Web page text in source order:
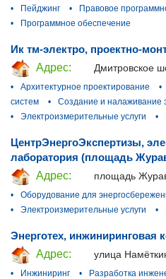
•
Пейджинг •
Правовое
•
Программное обеспечение
Ик тм-электро, проектно-
Адрес:
Дмитровское
•
Архитектурное проектирование •
систем
•
Создание и налаживание
•
Электроизмерительные услуги •
ЦентрЭнергоЭкспертизы,
лаборатория (площадь
Адрес:
площадь
•
Оборудование для
•
Электроизмерительные услуги •
Энерготех, инжиниринговая
Адрес:
улица
•
Инжиниринг •
Разработка